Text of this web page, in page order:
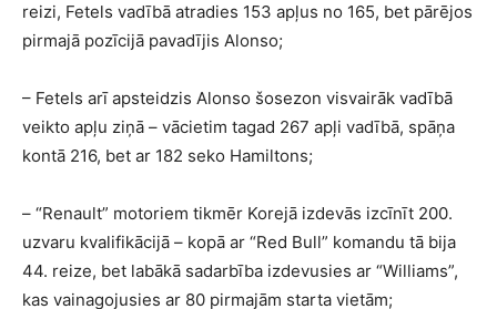
reizi, Fetels vadībā atradies 153 apļus no 165, bet pārējos
pirmajā pozīcijā pavadījis Alonso;
– Fetels arī apsteidzis Alonso šosezon visvairāk vadībā
veikto apļu ziņā – vācietim tagad 267 apļi vadībā, spāņa
kontā 216, bet ar 182 seko Hamiltons;
– “Renault” motoriem tikmēr Korejā izdevās izcīnīt 200.
uzvaru kvalifikācijā – kopā ar “Red Bull” komandu tā bija
44. reize, bet labākā sadarbība izdevusies ar “Williams”,
kas vainagojusies ar 80 pirmajām starta vietām;